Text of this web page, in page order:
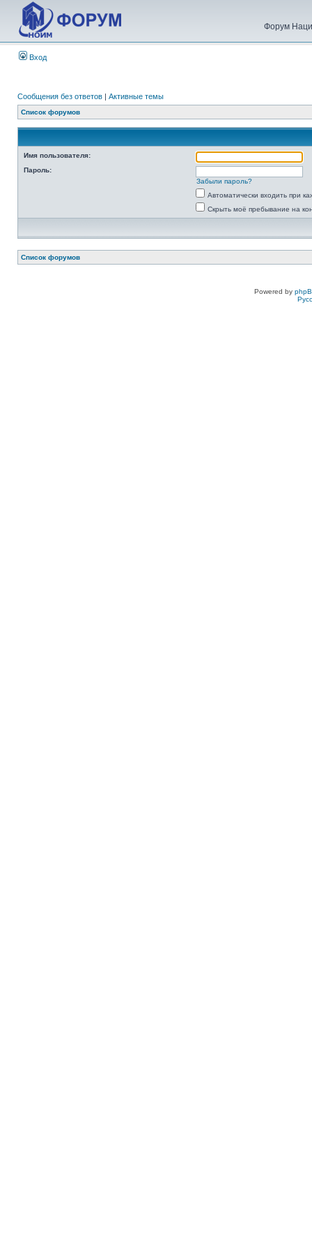
Форум
Вход
Сообщения без ответов | Активные темы
Список форумов
Имя пользователя:
Пароль:
Забыли пароль?
Автоматически входить при
Скрыть моё пребывание на
Список форумов
Powered by